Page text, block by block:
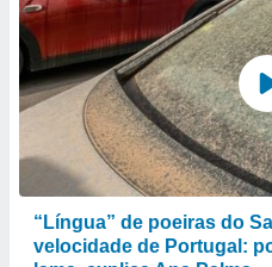
“Língua” de poeiras do
velocidade de Portugal: